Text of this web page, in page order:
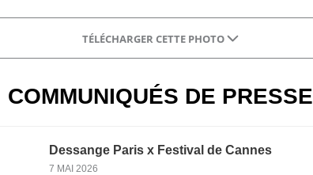
TÉLÉCHARGER CETTE PHOTO
COMMUNIQUÉS DE PRESSE
Dessange Paris x Festival de Cannes
7 MAI 2026